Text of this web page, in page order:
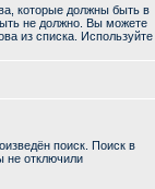
которые должны быть в
не должно. Вы можете
из списка. Используйте
поиск. Поиск в
не отключили